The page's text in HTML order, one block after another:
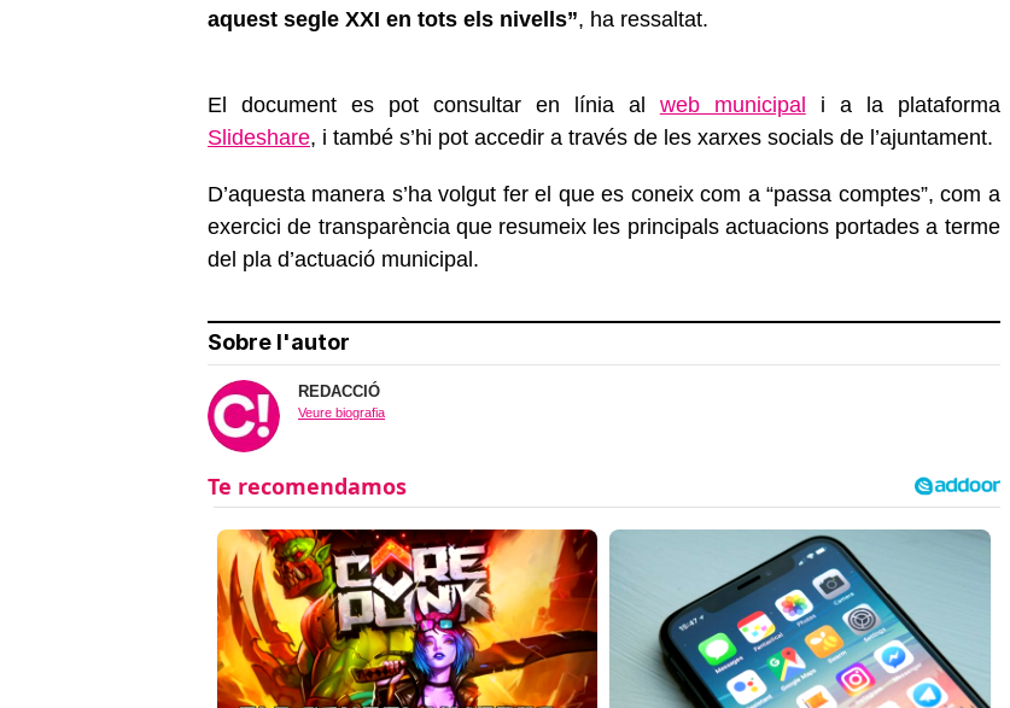
aquest segle XXI en tots els nivells”, ha ressaltat.
El document es pot consultar en línia al web municipal i a la plataforma
Slideshare, i també s’hi pot accedir a través de les xarxes socials de l’ajuntament.
D’aquesta manera s’ha volgut fer el que es coneix com a “passa comptes”, com a
exercici de transparència que resumeix les principals actuacions portades a terme
del pla d’actuació municipal.
Sobre l'autor
REDACCIÓ
Veure biografia